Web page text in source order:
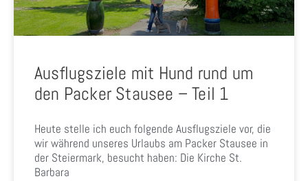
Ausflugsziele mit Hund rund um
den Packer Stausee – Teil 1
Heute stelle ich euch folgende Ausflugsziele vor, die
wir während unseres Urlaubs am Packer Stausee in
der Steiermark, besucht haben: Die Kirche St.
Barbara